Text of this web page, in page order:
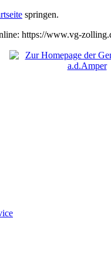
springen.
https://www.vg-